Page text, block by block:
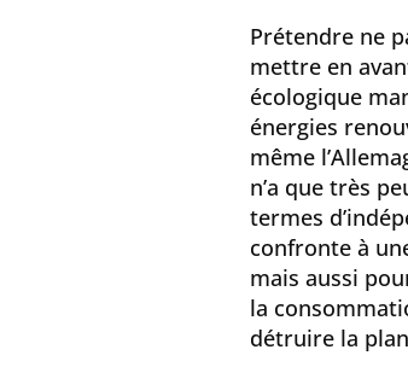
Prétendre ne
mettre en
écologique
énergies
même
n’a que très
termes
confronte à
mais aussi
la
détruire la